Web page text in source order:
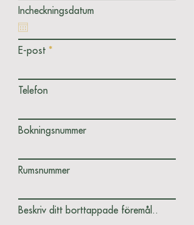
Incheckningsdatum
E-post
Telefon
Bokningsnummer
Rumsnummer
Beskriv ditt borttappade föremål..